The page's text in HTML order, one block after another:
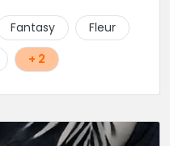
tatouer par cette
par téléphone:
Fantasy
Fleur
+ 2